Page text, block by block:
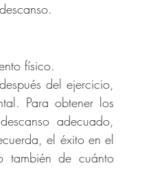
físico.
del ejercicio,
Para obtener los
adecuado,
el éxito en el
también de cuánto